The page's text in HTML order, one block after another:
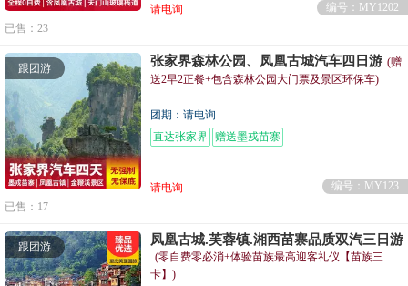
请电询
编号：MY1202
已售：23
跟团游 张家界森林公园、凤凰古城汽车四日游 (赠
送2早2正餐+包含森林公园大门票及景区环保车)
团期：请电询
直达张家界 赠送墨戎苗寨
请电询
编号：MY123
已售：17
跟团游 凤凰古城.芙蓉镇.湘西苗寨品质双汽三日游
(零自费零必消+体验苗族最高迎客礼仪【苗族三
卡】)